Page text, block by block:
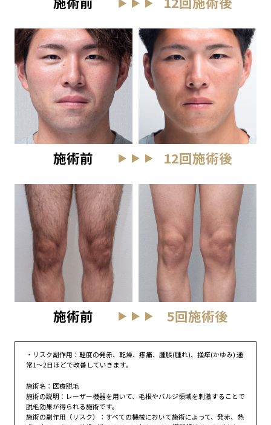
施術前 12回施術後
施術前 5回施術後
・リスク副作用：軽度の発赤、乾燥、疼痛、腫脹(腫れ)、掻痒(かゆみ) 通
常1～2日ほどで改善していきます。
施術名：医療脱毛
施術の説明：レーザー機器を用いて、毛根やバルジ領域を刺激することで
脱毛効果が得られる施術です。
施術の副作用（リスク）：すべての機械において施術によって、発赤、熱